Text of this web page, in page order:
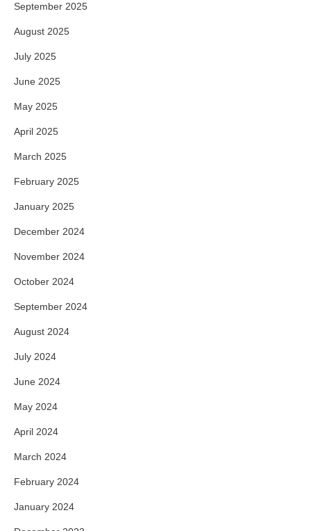
September 2025
August 2025
July 2025
June 2025
May 2025
April 2025
March 2025
February 2025
January 2025
December 2024
November 2024
October 2024
September 2024
August 2024
July 2024
June 2024
May 2024
April 2024
March 2024
February 2024
January 2024